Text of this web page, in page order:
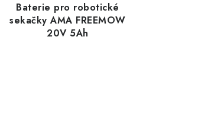
Baterie pro robotické
sekačky AMA FREEMOW
20V 5Ah